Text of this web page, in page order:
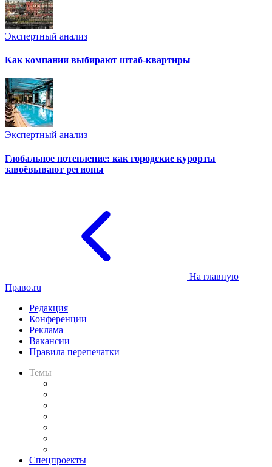
Экспертный анализ
Как компании выбирают штаб-квартиры
Экспертный анализ
Глобальное потепление: как городские курорты
завоёвывают регионы
На главную
Право.ru
Редакция
Конференции
Реклама
Вакансии
Правила перепечатки
Темы
Спецпроекты